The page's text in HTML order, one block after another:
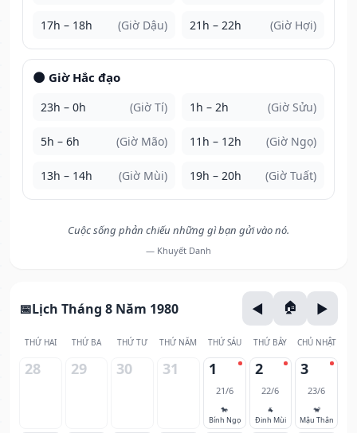
17h – 18h (Giờ Dậu) 21h – 22h (Giờ Hợi)
🌑 Giờ Hắc đạo
23h – 0h (Giờ Tí) 1h – 2h (Giờ Sửu)
5h – 6h (Giờ Mão) 11h – 12h (Giờ Ngọ)
13h – 14h (Giờ Mùi) 19h – 20h (Giờ Tuất)
Cuộc sống phản chiếu những gì bạn gửi vào nó.
— Khuyết Danh
Lịch Tháng 8 Năm 1980
THỨ HAI THỨ BA THỨ TƯ THỨ NĂM THỨ SÁU THỨ BẢY CHỦ NHẬT
28 29 30 31 1
21/6
🐎
Bính Ngọ
2
22/6
🐐
Đinh Mùi
3
23/6
🐒
Mậu Thân